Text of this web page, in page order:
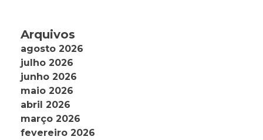
Arquivos
agosto 2026
julho 2026
junho 2026
maio 2026
abril 2026
março 2026
fevereiro 2026